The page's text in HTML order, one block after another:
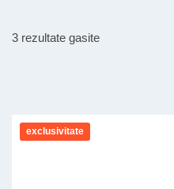
3 rezultate gasite
exclusivitate